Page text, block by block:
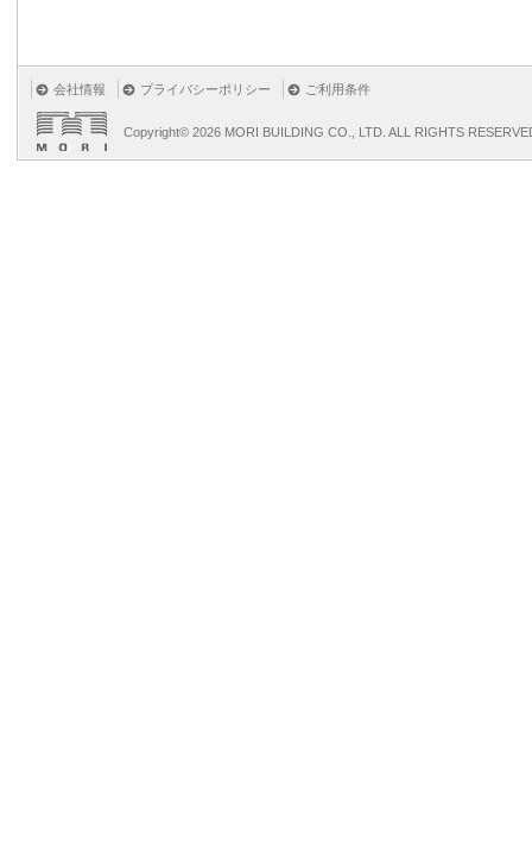
会社情報 プライバシーポリシー ご利用条件
Copyright© 2026 MORI BUILDING CO., LTD. ALL RIGHTS